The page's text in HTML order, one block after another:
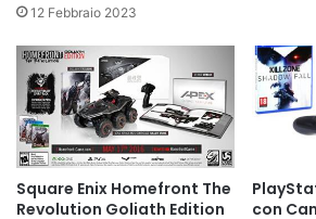
12 Febbraio 2023
Square Enix Homefront The
Revolution Goliath Edition
con